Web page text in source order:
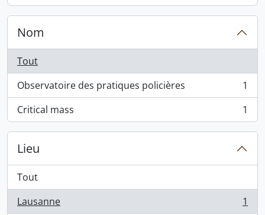
Nom
Tout
Observatoire des pratiques policières
, 1 résultats
1
Critical mass
, 1 résultats 1
Lieu
Tout
Lausanne
, 1 résultats
1